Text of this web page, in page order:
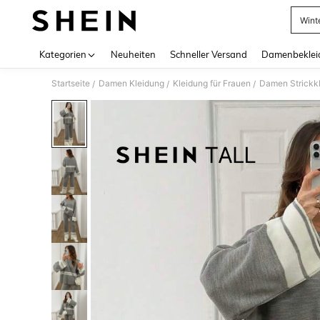
Kategorien Neuheiten Schneller Versand
Startseite / Damen Kleidung / Kleidung für Frauen / Damen